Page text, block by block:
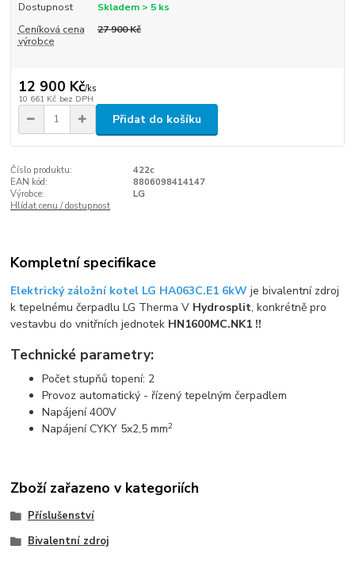
Dostupnost
Skladem > 5 ks
Ceníková cena
výrobce
27 900 Kč
12 900 Kč/ks
10 661 Kč bez DPH
Přidat do košíku
Číslo produktu:
422c
EAN kód:
8806098414147
Výrobce:
LG
Hlídat cenu / dostupnost
Kompletní specifikace
Elektrický záložní kotel LG HA063C.E1 6kWje bivalentní zdroj
k tepelnému čerpadlu LG Therma V Hydrosplit, konkrétně pro
vestavbu do vnitřních jednotek HN1600MC.NK1 !!
Technické parametry:
Počet stupňů topení: 2
Provoz automatický - řízený tepelným čerpadlem
Napájení 400V
Napájení CYKY 5x2,5 mm2
Zboží zařazeno v kategoriích
Příslušenství
Bivalentní zdroj